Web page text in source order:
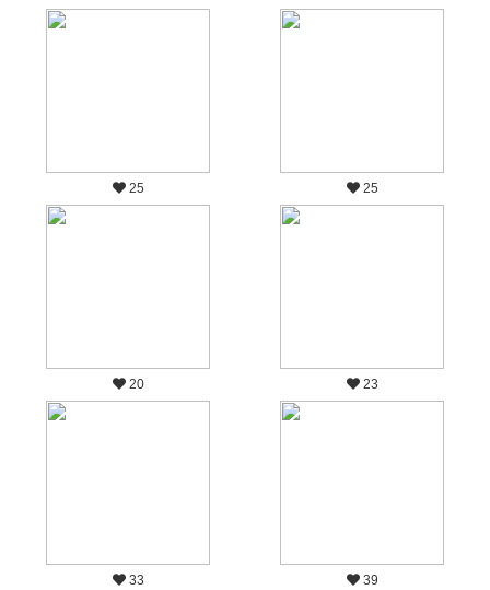
25 25
20 23
33 39